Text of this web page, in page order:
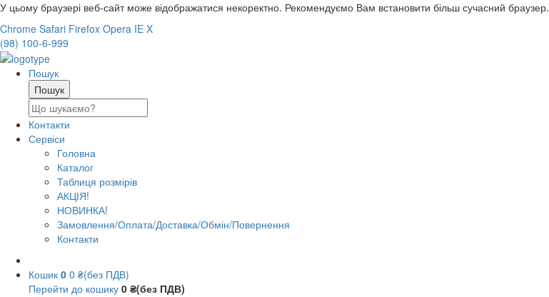
У цьому браузері веб-сайт може відображатися некоректно. Рекомендуємо Вам встановити більш сучасний браузер.
Chrome Safari Firefox Opera IE X
(98) 100-6-999
Пошук
Контакти
Сервіси
Головна
Каталог
Таблиця розмірів
АКЦІЯ!
НОВИНКА!
Замовлення/Оплата/Доставка/Обмін/Повернення
Контакти
Кошик 0 0 ₴(без ПДВ)
Перейти до кошику 0 ₴(без ПДВ)